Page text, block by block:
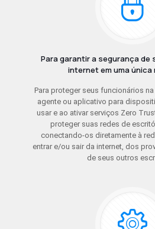
Para garantir a segurança de
internet em uma única
Para proteger seus funcionários
agente ou aplicativo para
usar e ao ativar serviços Zero
proteger suas redes de
conectando-os diretamente à
entrar e/ou sair da internet, dos
de seus outros